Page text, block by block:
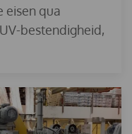
eisen qua
bestendigheid,